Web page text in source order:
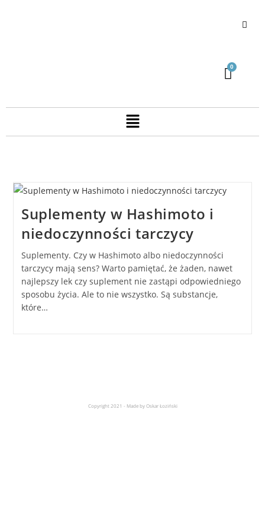
Suplementy w Hashimoto i
niedoczynności tarczycy
Suplementy. Czy w Hashimoto albo niedoczynności
tarczycy mają sens? Warto pamiętać, że żaden, nawet
najlepszy lek czy suplement nie zastąpi odpowiedniego
sposobu życia. Ale to nie wszystko. Są substancje,
które…
Copyright 2021 - Made by Oskar Łoziński